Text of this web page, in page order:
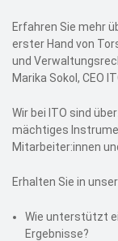
Erfahren Sie mehr
erster Hand von
und
Marika Sokol, CEO
Wir bei ITO sind
mächtiges
Mitarbeiter:innen
Erhalten Sie in
Wie unterstützt
Ergebnisse?